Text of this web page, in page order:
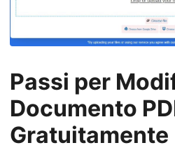
Passi per
Documento
Gratuitamente